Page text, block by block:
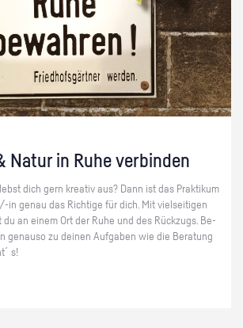
Natur in Ruhe ver­bin­den
dich gern krea­tiv aus? Dann ist das Prak­ti­kum
in genau das Rich­ti­ge für dich. Mit viel­sei­ti­gen
du an einem Ort der Ruhe und des Rück­zugs. Be­
ge­nau­so zu dei­nen Auf­ga­ben wie die Be­ra­tung